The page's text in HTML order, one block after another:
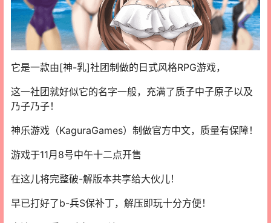
它是一款由[神-乳]社团制做的日式风格RPG游戏，
这一社团就好似它的名字一般，充满了质子中子原子以及
乃子乃子！
神乐游戏（KaguraGames）制做官方中文，质量有保障！
游戏于11月8号中午十二点开售
在这儿将完整破-解版本共享给大伙儿！
早已打好了b-兵S保补丁，解压即玩十分方便！